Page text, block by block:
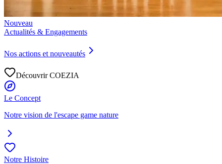
Nouveau
Actualités & Engagements
Nos actions et nouveautés
Découvrir COEZIA
Le Concept
Notre vision de l'escape game nature
Notre Histoire